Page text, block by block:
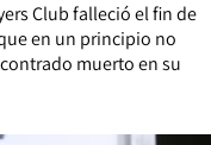
Club falleció el fin de
en un principio no
muerto en su